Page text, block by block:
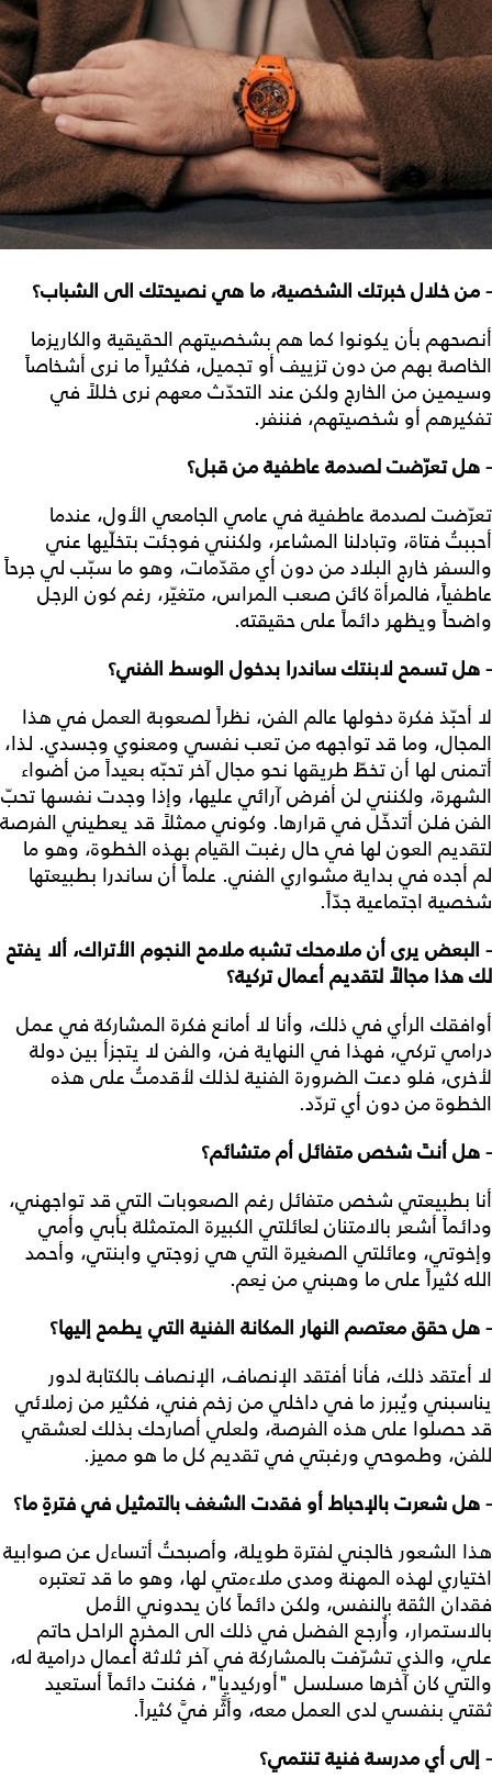
- من خلال خبرتك الشخصية، ما هي نصيحتك الى الشباب؟
أنصحهم بأن يكونوا كما هم بشخصيتهم الحقيقية والكاريزما
الخاصة بهم من دون تزييف أو تجميل، فكثيراً ما نرى أشخاصاً
وسيمين من الخارج ولكن عند التحدّث معهم نرى خللاً في
تفكيرهم أو شخصيتهم، فننفر.
- هل تعرّضت لصدمة عاطفية من قبل؟
تعرّضت لصدمة عاطفية في عامي الجامعي الأول، عندما
أحببتُ فتاة، وتبادلنا المشاعر، ولكنني فوجئت بتخلّيها عني
والسفر خارج البلاد من دون أي مقدّمات، وهو ما سبّب لي جرحاً
عاطفياً، فالمرأة كائن صعب المراس، متغيّر، رغم كون الرجل
واضحاً ويظهر دائماً على حقيقته.
- هل تسمح لابنتك ساندرا بدخول الوسط الفني؟
لا أحبّذ فكرة دخولها عالم الفن، نظراً لصعوبة العمل في هذا
المجال، وما قد تواجهه من تعب نفسي ومعنوي وجسدي. لذا،
أتمنى لها أن تخطّ طريقها نحو مجال آخر تحبّه بعيداً من أضواء
الشهرة، ولكنني لن أفرض آرائي عليها، وإذا وجدت نفسها تحبّ
الفن فلن أتدخّل في قرارها. وكوني ممثلاً قد يعطيني الفرصة
لتقديم العون لها في حال رغبت القيام بهذه الخطوة، وهو ما
لم أجده في بداية مشواري الفني. علماً أن ساندرا بطبيعتها
شخصية اجتماعية جدّاً.
- البعض يرى أن ملامحك تشبه ملامح النجوم الأتراك، ألا يفتح
لك هذا مجالاً لتقديم أعمال تركية؟
أوافقك الرأي في ذلك، وأنا لا أمانع فكرة المشاركة في عمل
درامي تركي، فهذا في النهاية فن، والفن لا يتجزأ بين دولة
لأخرى، فلو دعت الضرورة الفنية لذلك لأقدمتُ على هذه
الخطوة من دون أي تردّد.
- هل أنتَ شخص متفائل أم متشائم؟
أنا بطبيعتي شخص متفائل رغم الصعوبات التي قد تواجهني،
ودائماً أشعر بالامتنان لعائلتي الكبيرة المتمثلة بأبي وأمي
وإخوتي، وعائلتي الصغيرة التي هي زوجتي وابنتي، وأحمد
الله كثيراً على ما وهبني من نِعم.
- هل حقق معتصم النهار المكانة الفنية التي يطمح إليها؟
لا أعتقد ذلك، فأنا أفتقد الإنصاف، الإنصاف بالكتابة لدور
يناسبني ويُبرز ما في داخلي من زخم فني، فكثير من زملائي
قد حصلوا على هذه الفرصة، ولعلي أصارحك بذلك لعشقي
للفن، وطموحي ورغبتي في تقديم كل ما هو مميز.
- هل شعرت بالإحباط أو فقدت الشغف بالتمثيل في فترةٍ ما؟
هذا الشعور خالجني لفترة طويلة، وأصبحتُ أتساءل عن صوابية
اختياري لهذه المهنة ومدى ملاءمتي لها، وهو ما قد تعتبره
فقدان الثقة بالنفس، ولكن دائماً كان يحدوني الأمل
بالاستمرار، وأُرجع الفضل في ذلك الى المخرج الراحل حاتم
علي، والذي تشرّفت بالمشاركة في آخر ثلاثة أعمال درامية له،
والتي كان آخرها مسلسل "أوركيديا"، فكنت دائماً أستعيد
ثقتي بنفسي لدى العمل معه، وأثَّر فيَّ كثيراً.
- إلى أي مدرسة فنية تنتمي؟